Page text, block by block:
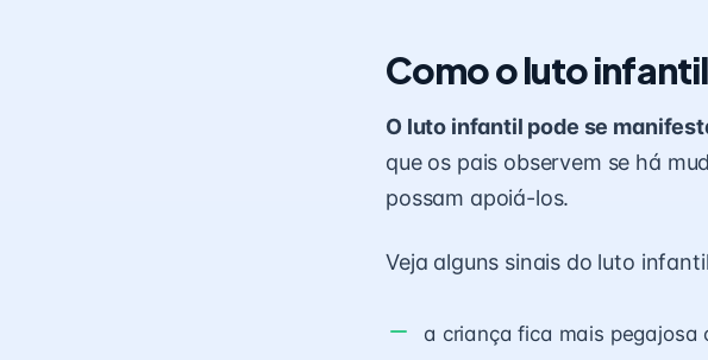
Como o luto
O luto infantil pode se
que os pais observem se há
possam apoiá-los.
Veja alguns sinais do luto
a criança fica mais pegajosa